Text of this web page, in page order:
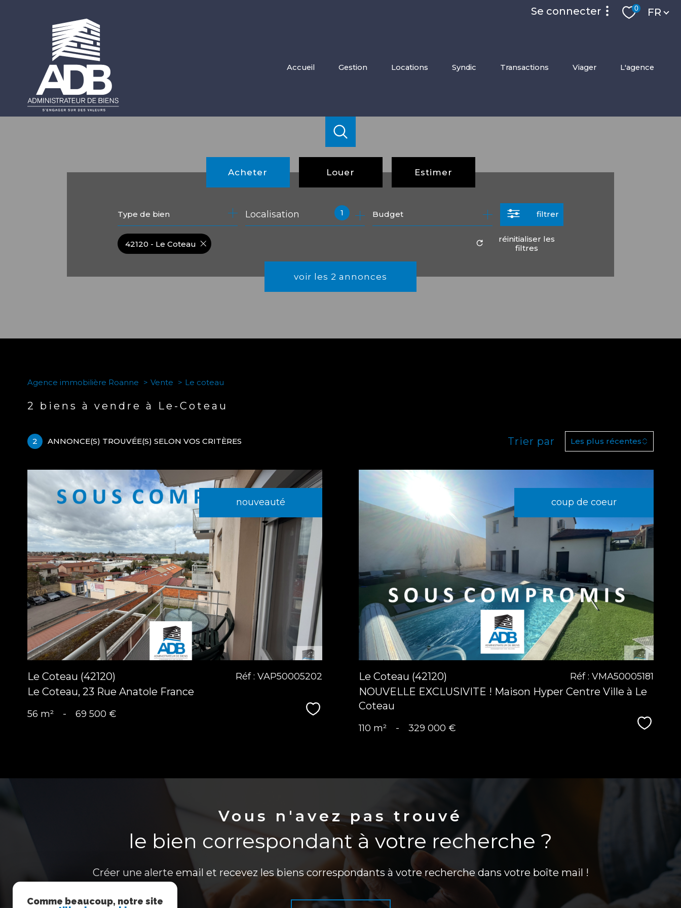
se connecter
espace locataire
0 Langue
FR
accueil gestion locations syndic transactions viager l'agence
Acheter
de l'ancien
Louer
à l'année
de l'immo pro
Estimer
Type de bien 1
Localisation Budget filtrer
voir les 2 annonces
42120 - Le Coteau
réinitialiser les
filtres
Agence immobilière Roanne Vente Le coteau
2 biens à vendre à Le-Coteau
2 ANNONCE(S) TROUVÉE(S) SELON VOS CRITÈRES Trier par Les plus récentes
nouveauté
voir le
bien
Le Coteau (42120)
Le Coteau, 23 Rue Anatole France
Réf : VAP50005202
56 m² - 69 500 € Sélectionner
coup de coeur
voir le
bien
Le Coteau (42120)
NOUVELLE EXCLUSIVITE ! Maison Hyper Centre Ville à Le
Coteau
Réf : VMA50005181
110 m² - 329 000 €
Vous n'avez pas trouvé
le bien correspondant à votre recherche ?
Créer une alerte email et recevez les biens correspondants à votre recherche dans votre boîte mail !
Comme beaucoup, notre site